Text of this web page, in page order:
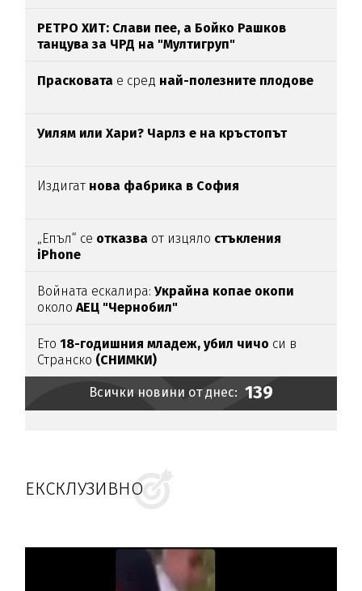
РЕТРО ХИТ: Слави пее, а Бойко Рашков
танцува за ЧРД на "Мултигруп"
Прасковата е сред най-полезните плодове
Уилям или Хари? Чарлз е на кръстопът
Издигат нова фабрика в София
„Епъл“ се отказва от изцяло стъкления
iPhone
Войната ескалира:Украйна копае окопи
около АЕЦ "Чернобил"
Ето18-годишния младеж, убил чичо си в
Странско (СНИМКИ)
Всички новини от днес: 139
ЕКСКЛУЗИВНО